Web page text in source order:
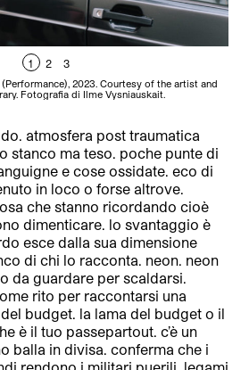
1 2 3
(Performance), 2023. Courtesy of the artist and
Fotografia di Ilme Vysniauskait.
atmosfera post traumatica
stanco ma teso. poche punte di
e cose ossidate. eco di
in loco o forse altrove.
che stanno ricordando cioè
dimenticare. lo svantaggio è
esce dalla sua dimensione
di chi lo racconta. neon. neon
da guardare per scaldarsi.
rito per raccontarsi una
budget. la lama del budget o il
è il tuo passepartout. c’è un
balla in divisa. conferma che i